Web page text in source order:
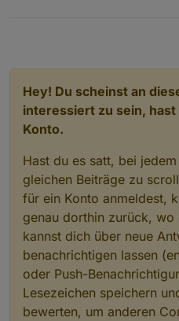
Hey! Du scheinst an
interessiert zu sein, hast
Konto.
Hast du es satt, bei
gleichen Beiträge zu
für ein Konto anmeldest,
genau dorthin zurück,
kannst dich über neue
benachrichtigen lassen
oder Push-
Lesezeichen speichern
bewerten, um anderen